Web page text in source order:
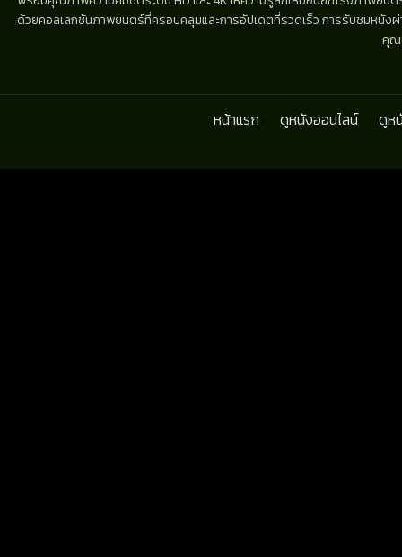
ด้วยคอลเลกชันภาพยนตร์ที่ครอบคลุมและการอัปเดตที่รวดเร็ว การรับชมหนัง
คุณ
หน้าแรก ดูหนังออนไลน์ ดูห